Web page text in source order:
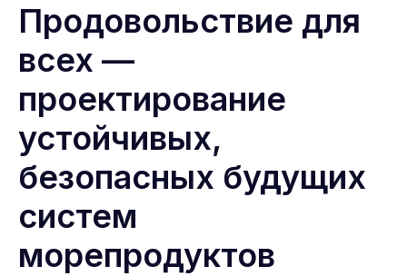
Продовольствие для
всех —
проектирование
устойчивых,
безопасных будущих
систем
морепродуктов